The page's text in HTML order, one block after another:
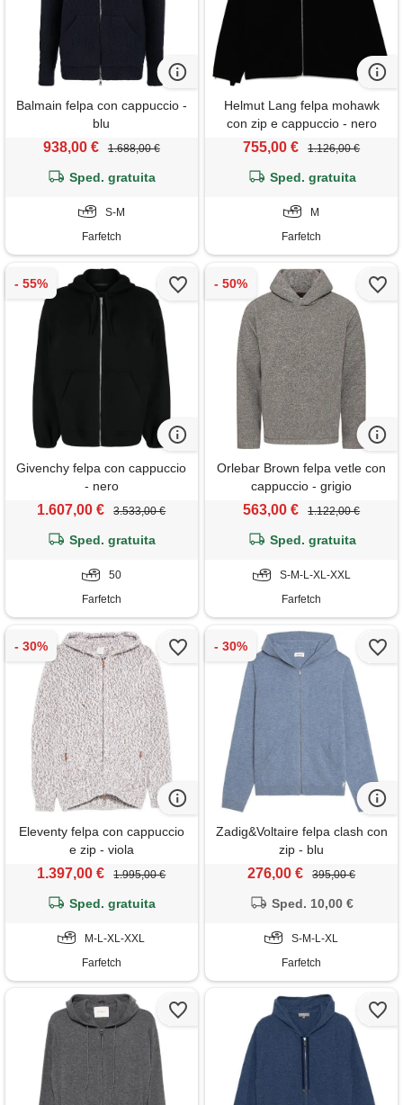
Balmain felpa con cappuccio -
blu
938,00 € 1.688,00 €
Sped. gratuita
S-M
Farfetch
Helmut Lang felpa mohawk
con zip e cappuccio - nero
755,00 € 1.126,00 €
Sped. gratuita
M
Farfetch
Givenchy felpa con cappuccio
- nero
1.607,00 € 3.533,00 €
Sped. gratuita
50
Farfetch
Orlebar Brown felpa vetle con
cappuccio - grigio
563,00 € 1.122,00 €
Sped. gratuita
S-M-L-XL-XXL
Farfetch
Eleventy felpa con cappuccio
e zip - viola
1.397,00 € 1.995,00 €
Sped. gratuita
M-L-XL-XXL
Farfetch
Zadig&Voltaire felpa clash con
zip - blu
276,00 € 395,00 €
Sped. 10,00 €
S-M-L-XL
Farfetch